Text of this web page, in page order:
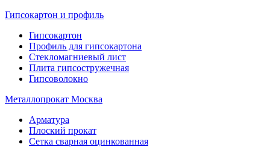
Гипсокартон и профиль
Гипсокартон
Профиль для гипсокартона
Стекломагниевый лист
Плита гипсостружечная
Гипсоволокно
Металлопрокат Москва
Арматура
Плоский прокат
Сетка сварная оцинкованная